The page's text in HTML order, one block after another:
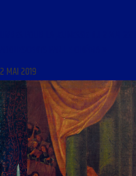
2 MAI 2019